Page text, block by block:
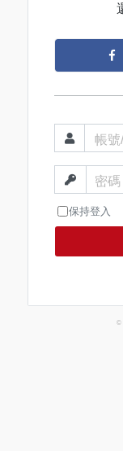
帳號
密碼
保持登入
©